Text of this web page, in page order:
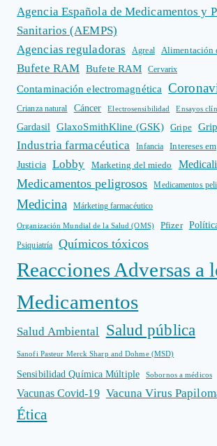
Agencia Española de Medicamentos y
Sanitarios (AEMPS)
Agencias reguladoras
Agreal Alimentación
Bufete RAM Bufete RAM Cervarix
Contaminación electromagnética
Crianza natural Cáncer Electrosensibilidad Ensayos
Gardasil GlaxoSmithKline (GSK) Gripe
Industria farmacéutica Infancia
Intereses
Justicia
Lobby Marketing del miedo
Medicamentos peligrosos Medicamentos
Medicina Márketing farmacéutico
Organización Mundial de la Salud (OMS) Pfizer
Psiquiatría Químicos tóxicos
Reacciones Adversas a
Medicamentos
Salud Ambiental Salud pública
Sanofi Pasteur Merck Sharp and Dohme (MSD)
Sensibilidad Química Múltiple Sobornos a médicos
Vacunas Covid-19 Vacuna Virus
Ética